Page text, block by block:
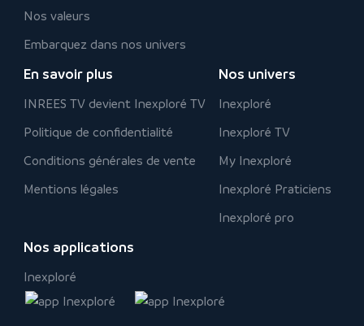
Nos valeurs
Embarquez dans nos univers
En savoir plus
INREES TV devient Inexploré TV
Politique de confidentialité
Conditions générales de vente
Mentions légales
Nos univers
Inexploré
Inexploré TV
My Inexploré
Inexploré Praticiens
Inexploré pro
Nos applications
Inexploré